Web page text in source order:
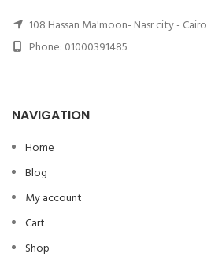
108 Hassan Ma'moon- Nasr city - Cairo
Phone: 01000391485
NAVIGATION
Home
Blog
My account
Cart
Shop